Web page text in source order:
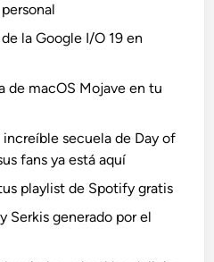
la Google I/O 19 en
de macOS Mojave en tu
secuela de Day of
fans ya está aquí
playlist de Spotify gratis
Serkis generado por el